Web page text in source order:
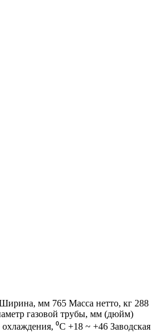
мм 765 Масса нетто, кг 288
газовой трубы, мм (дюйм)
⁰С +18 ~ +46 Заводская